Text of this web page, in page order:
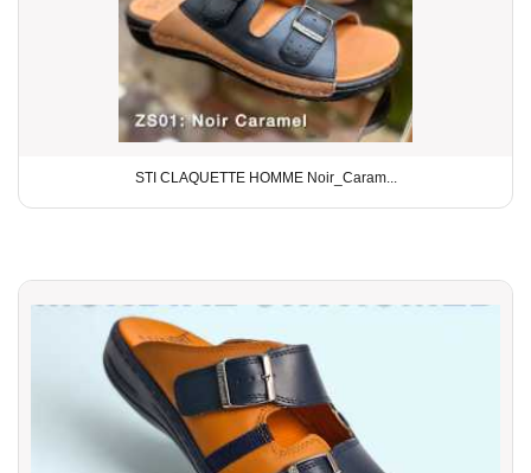
STI CLAQUETTE HOMME Noir_Caram...